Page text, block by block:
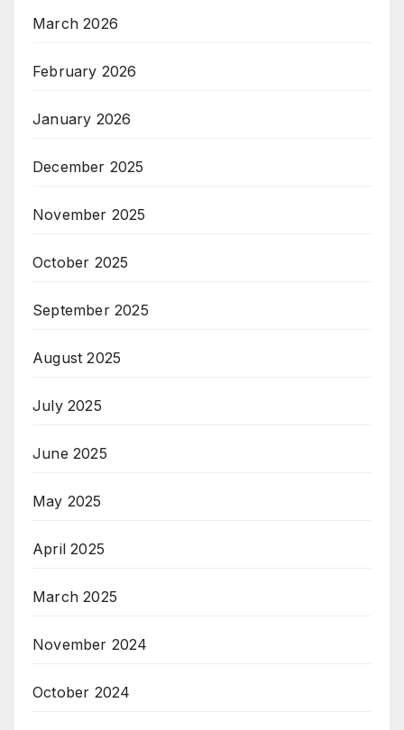
March 2026
February 2026
January 2026
December 2025
November 2025
October 2025
September 2025
August 2025
July 2025
June 2025
May 2025
April 2025
March 2025
November 2024
October 2024